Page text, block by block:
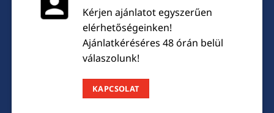
Kérjen ajánlatot egyszerűen
elérhetőségeinken!
Ajánlatkéréséres 48 órán belül
válaszolunk!
KAPCSOLAT